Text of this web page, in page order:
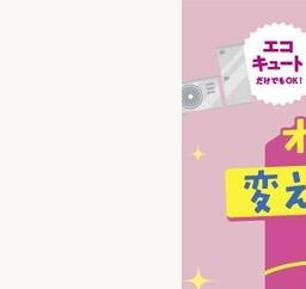
お客さまの声
中古物件探